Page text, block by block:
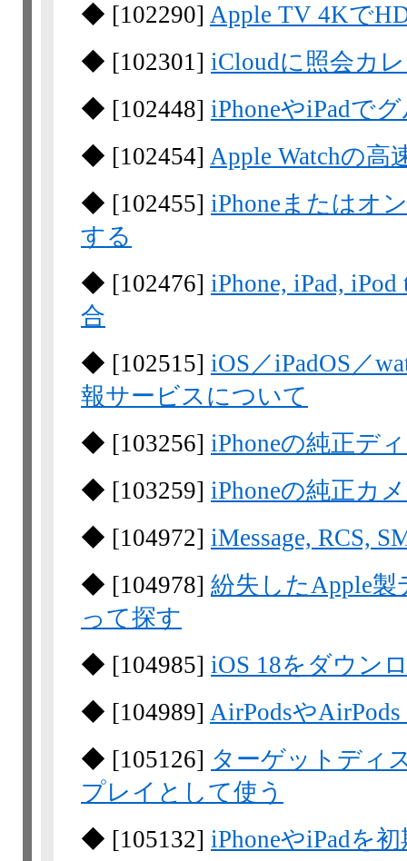
◆ [102290] Apple TV 4Kで
◆ [102301] iCloudに照会カ
◆ [102448] iPhoneやiPadで
◆ [102454] Apple Watchの高
◆ [102455] iPhoneまたはオ
する
◆ [102476] iPhone, iPad,
合
◆ [102515] iOS／iPadOS／
報サービスについて
◆ [103256] iPhoneの純正デ
◆ [103259] iPhoneの純正カ
◆ [104972] iMessage, RCS,
◆ [104978] 紛失したApple
って探す
◆ [104985] iOS 18をダウン
◆ [104989] AirPodsや
◆ [105126] ターゲットディ
プレイとして使う
◆ [105132] iPhoneやiPadを